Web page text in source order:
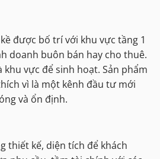
được bố trí với khu vực tầng 1
doanh buôn bán hay cho thuê.
khu vực để sinh hoạt. Sản phẩm
vì là một kênh đầu tư mới
và ổn định.
thiết kế, diện tích để khách